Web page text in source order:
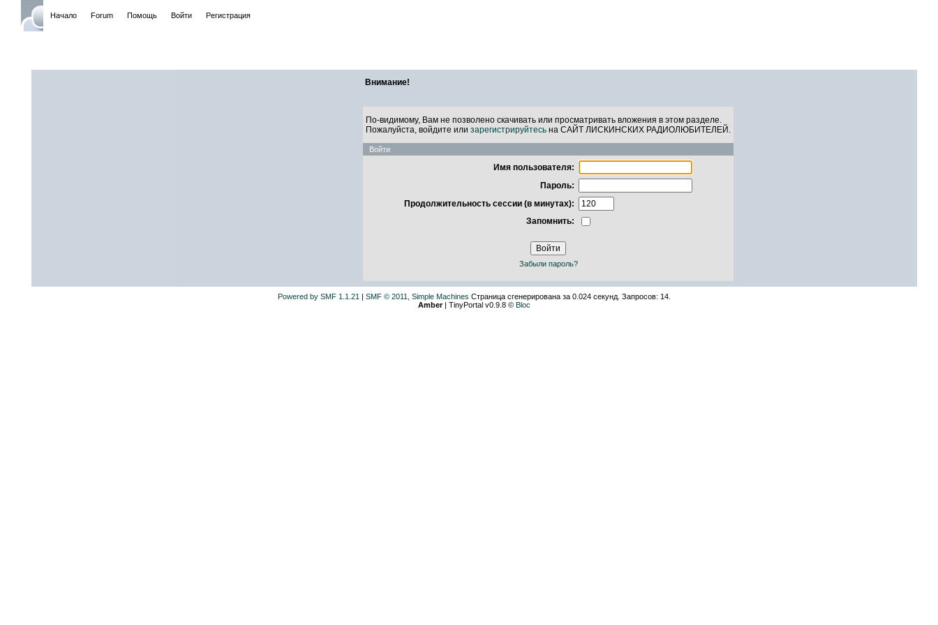
Начало Forum Помощь Войти Регистрация
Внимание!
По-видимому, Вам не позволено скачивать или просматривать вложения в этом разделе.
Пожалуйста, войдите или зарегистрируйтесь на САЙТ ЛИСКИНСКИХ РАДИОЛЮБИТЕЛЕЙ.
Войти
Имя пользователя:
Пароль:
Продолжительность сессии (в минутах):
Запомнить:
Забыли пароль?
Powered by SMF 1.1.21 | SMF © 2011, Simple Machines Страница сгенерирована за 0.024 секунд. Запросов: 14.
Amber| TinyPortal v0.9.8 © Bloc